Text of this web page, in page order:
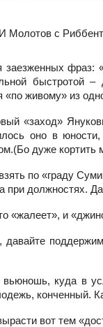
Молотов с
заезженных фраз:
быстротой
«по живому» из
«заход»
оно в
дуже кортить
по «граду
при должностях.
«жалеет», и
давайте
вьюношь, куда в
конченный.
вот тем